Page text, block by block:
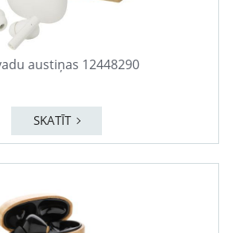
austiņas 12448290
SKATĪT